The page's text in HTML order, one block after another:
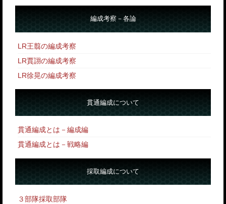
編成考察－各論
LR王翦の編成考察
LR賈詡の編成考察
LR徐晃の編成考察
貫通編成について
貫通編成とは－編成編
貫通編成とは－戦略編
採取編成について
３部隊採取部隊